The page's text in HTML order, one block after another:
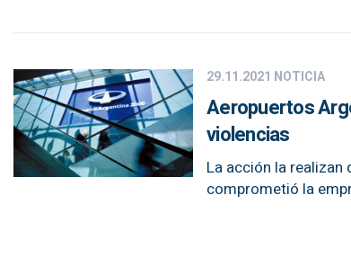
29.11.2021 NOTICIA
Aeropuertos
violencias
La acción la
comprometió la